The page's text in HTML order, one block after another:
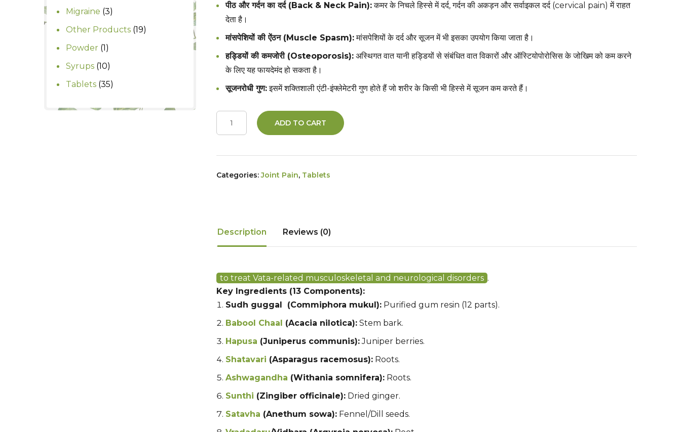
products
Migraine 33
products
Other Products 1919
Powder 11
product
Syrups 1010
products
Tablets 3535
पीठ और गर्दन का दर्द (Back & Neck Pain):कमर के निचले हिस्से में दर्द, गर्दन की अकड़न और सर्वाइकल दर्द (cervical pain) में राहत
देता है।
मांसपेशियों की ऐंठन (Muscle Spasm):मांसपेशियों के दर्द और सूजन में भी इसका उपयोग किया जाता है।
हड्डियों की कमजोरी (Osteoporosis): अस्थिगत वात यानी हड्डियों से संबंधित वात विकारों और ऑस्टियोपोरोसिस के जोखिम को कम करने
के लिए यह फायदेमंद हो सकता है।
सूजनरोधी गुण:इसमें शक्तिशाली एंटी-इंफ्लेमेटरी गुण होते हैं जो शरीर के किसी भी हिस्से में सूजन कम करते हैं।
ADD TO CART
Categories:Joint Pain, Tablets
Description Reviews (0)
to treat Vata-related musculoskeletal and neurological disorders .
Key Ingredients (13 Components):
Sudh guggal (Commiphora mukul): Purified gum resin (12 parts).
Babool Chaal (Acacia nilotica): Stem bark.
Hapusa (Juniperus communis):Juniper berries.
Shatavari (Asparagus racemosus): Roots.
Ashwagandha (Withania somnifera): Roots.
Sunthi (Zingiber officinale): Dried ginger.
Satavha (Anethum sowa): Fennel/Dill seeds.